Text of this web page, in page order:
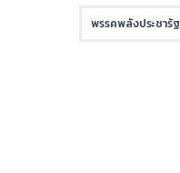
พรรคพลังประชารัฐ